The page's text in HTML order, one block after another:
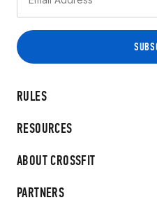
RULES
RESOURCES
ABOUT CROSSFIT
PARTNERS